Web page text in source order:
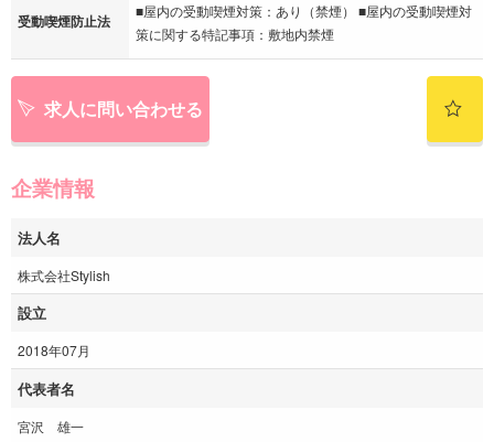
受動喫煙防止法
■屋内の受動喫煙対策：あり（禁煙） ■屋内の受動喫煙対
策に関する特記事項：敷地内禁煙
求人に問い合わせる
企業情報
法人名
株式会社Stylish
設立
2018年07月
代表者名
宮沢 雄一